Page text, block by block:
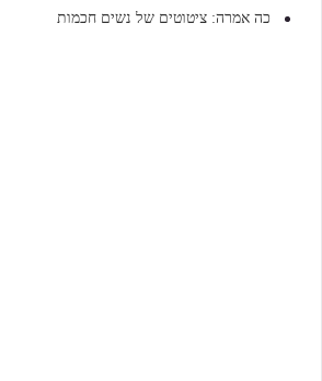
כה אמרה: ציטוטים של נשים חכמות